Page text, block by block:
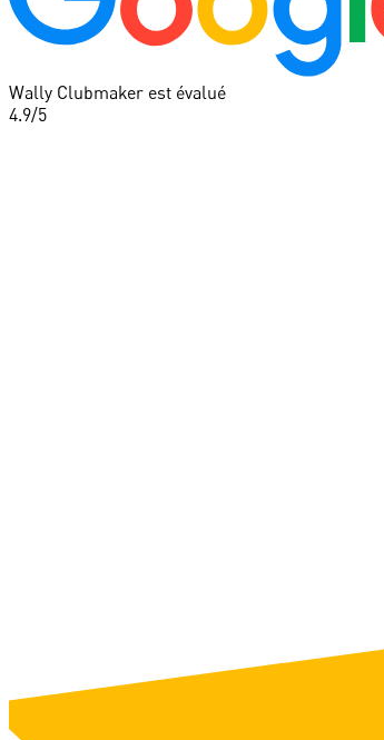
Wally Clubmaker est évalué
4.9/5